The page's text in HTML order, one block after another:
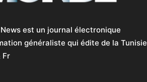
est un journal électronique
généraliste qui édite de la Tunisie
Fr